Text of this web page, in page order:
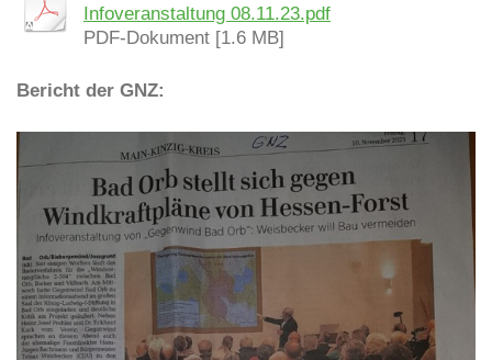
Infoveranstaltung 08.11.23.pdf
PDF-Dokument [1.6 MB]
Bericht der GNZ: